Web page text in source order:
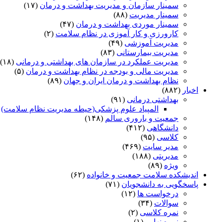
سمینار سازمان و مدیریت بهداشت و درمان (۱۷)
سمینار مدیریت (۸۸)
سمینار موردی بهداشت و درمان (۴۷)
کارورزی و کار آموزی در نظام سلامت (۲)
مدیریت آموزشی (۴۹)
مدیریت بیمارستانی (۸۳)
مدیریت عملکرد در سازمان های بهداشتی و درمانی (۱۸)
مدیریت مالی و بودجه در نظام بهداشت و درمان (۵)
نظام بهداشت و درمان ایران و جهان (۸۹)
اخبار (۸۸۲)
بهداشتی درمانی (۹۱)
المپیاد علوم پزشکی(حیطه مدیریت نظام سلامت)
جمعیت و باروری سالم (۱۴۸)
دانشگاهی (۴۱۲)
کلاسی (۹۵)
مدیر سایت (۴۶۹)
مدیریتی (۱۸۸)
ویژه (۸۹)
اندیشکده سلامت جمعیت و خانواده (۶۲)
پاسخگویی به دانشجویان (۷۱)
درخواست ها (۱۲)
سوالات (۳۴)
نمره کلاسی (۲)